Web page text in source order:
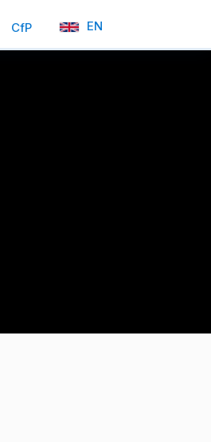
CfP EN